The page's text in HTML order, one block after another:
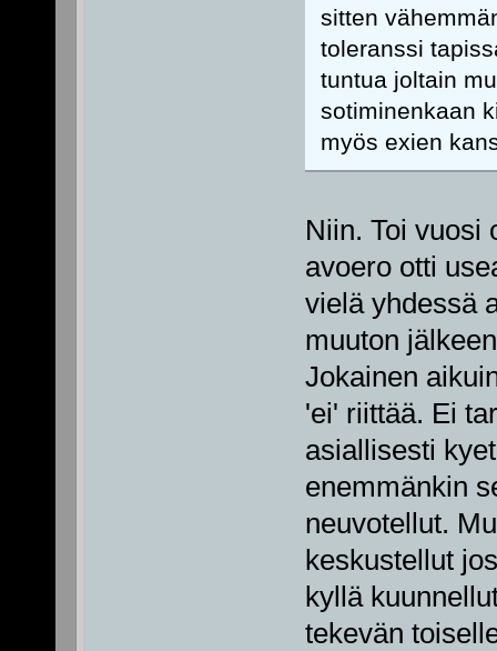
sitten
toleranssi
tuntua joltain
sotiminenkaan
myös exien
Niin. Toi vuosi
avoero otti
vielä yhdessä
muuton
Jokainen
'ei' riittää. Ei
asiallisesti
enemmänkin
neuvotellut.
keskustellut
kyllä
tekevän